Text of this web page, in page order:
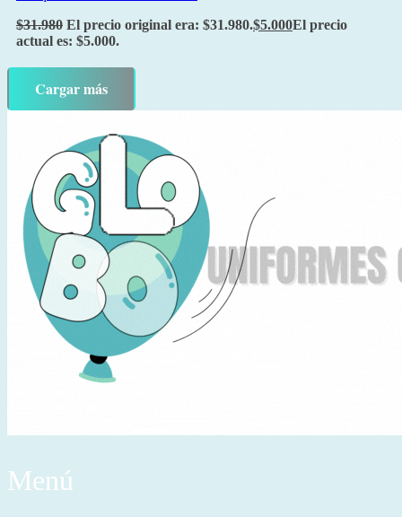
$31.980 El precio original era: $31.980.$5.000El precio
actual es: $5.000.
Cargar más
Menú